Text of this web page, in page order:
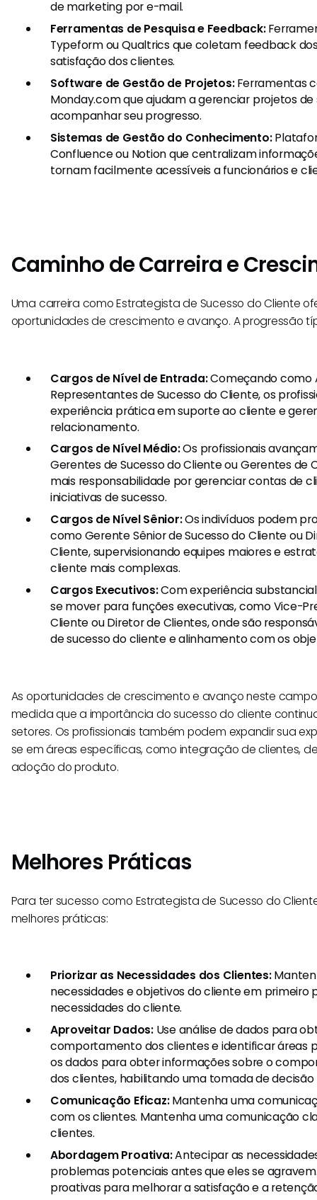
de marketing por e-mail.
Ferramentas de Pesquisa e Feedback:
Typeform ou Qualtrics que coletam feedback
satisfação dos clientes.
Software de Gestão de Projetos:Ferramentas
Monday.com que ajudam a gerenciar projetos
acompanhar seu progresso.
Sistemas de Gestão do Conhecimento:
Confluence ou Notion que centralizam
tornam facilmente acessíveis a funcionários e
Caminho de Carreira e
Uma carreira como Estrategista de Sucesso do Cliente
oportunidades de crescimento e avanço. A progressão
Cargos de Nível de Entrada:Começando como
Representantes de Sucesso do Cliente, os
experiência prática em suporte ao cliente e
relacionamento.
Cargos de Nível Médio:Os profissionais
Gerentes de Sucesso do Cliente ou Gerentes de
mais responsabilidade por gerenciar contas de
iniciativas de sucesso.
Cargos de Nível Sênior:Os indivíduos podem
como Gerente Sênior de Sucesso do Cliente ou
Cliente, supervisionando equipes maiores e
cliente mais complexas.
Cargos Executivos:Com experiência
se mover para funções executivas, como Vice-
Cliente ou Diretor de Clientes, onde são
de sucesso do cliente e alinhamento com os
As oportunidades de crescimento e avanço neste
medida que a importância do sucesso do cliente
setores. Os profissionais também podem expandir sua
se em áreas específicas, como integração de clientes,
adoção do produto.
Melhores Práticas
Para ter sucesso como Estrategista de Sucesso do
melhores práticas:
Priorizar as Necessidades dos Clientes:
necessidades e objetivos do cliente em primeiro
necessidades do cliente.
Aproveitar Dados:Use análise de dados para
comportamento dos clientes e identificar áreas
os dados para obter informações sobre o
dos clientes, habilitando uma tomada de
Comunicação Eficaz:Mantenha uma
com os clientes. Mantenha uma comunicação
clientes.
Abordagem Proativa:Antecipar as
problemas potenciais antes que eles se
proativas para melhorar a satisfação e a